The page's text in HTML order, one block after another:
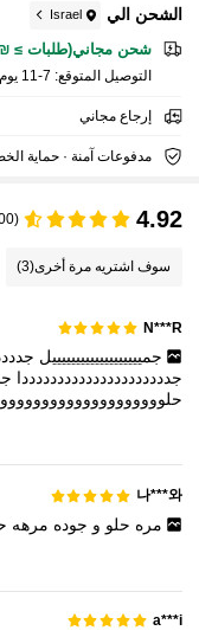
الشحن الي Israel
شحن مجاني(طلبات ≥
التوصيل المتوقع: 7-11 يوم عمل
إرجاع مجاني
مدفوعات آمنة · حماية
4.92
(500+)
سوف اشتريه مرة أخرى(3)
N***R
جميييييييييييييييييييل
جدددددددددددددددددددددا
나***와
مره حلو و جوده مرهه
a***i